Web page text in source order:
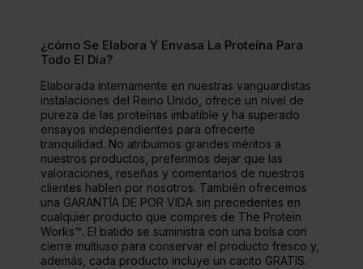
¿cómo Se Elabora Y Envasa La Proteína Para
Todo El Día?
Elaborada internamente en nuestras vanguardistas
instalaciones del Reino Unido, ofrece un nivel de
pureza de las proteínas imbatible y ha superado
ensayos independientes para ofrecerte
tranquilidad. No atribuimos grandes méritos a
nuestros productos, preferimos dejar que las
valoraciones, reseñas y comentarios de nuestros
clientes hablen por nosotros. También ofrecemos
una GARANTÍA DE POR VIDA sin precedentes en
cualquier producto que compres de The Protein
Works™. El batido se suministra con una bolsa con
cierre multiuso para conservar el producto fresco y,
además, cada producto incluye un cacito GRATIS.